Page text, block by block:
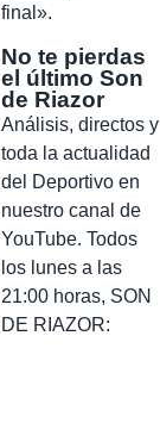
final».
No te pierdas
el último Son
de Riazor
Análisis, directos y
toda la actualidad
del Deportivo en
nuestro canal de
YouTube. Todos
los lunes a las
21:00 horas, SON
DE RIAZOR: